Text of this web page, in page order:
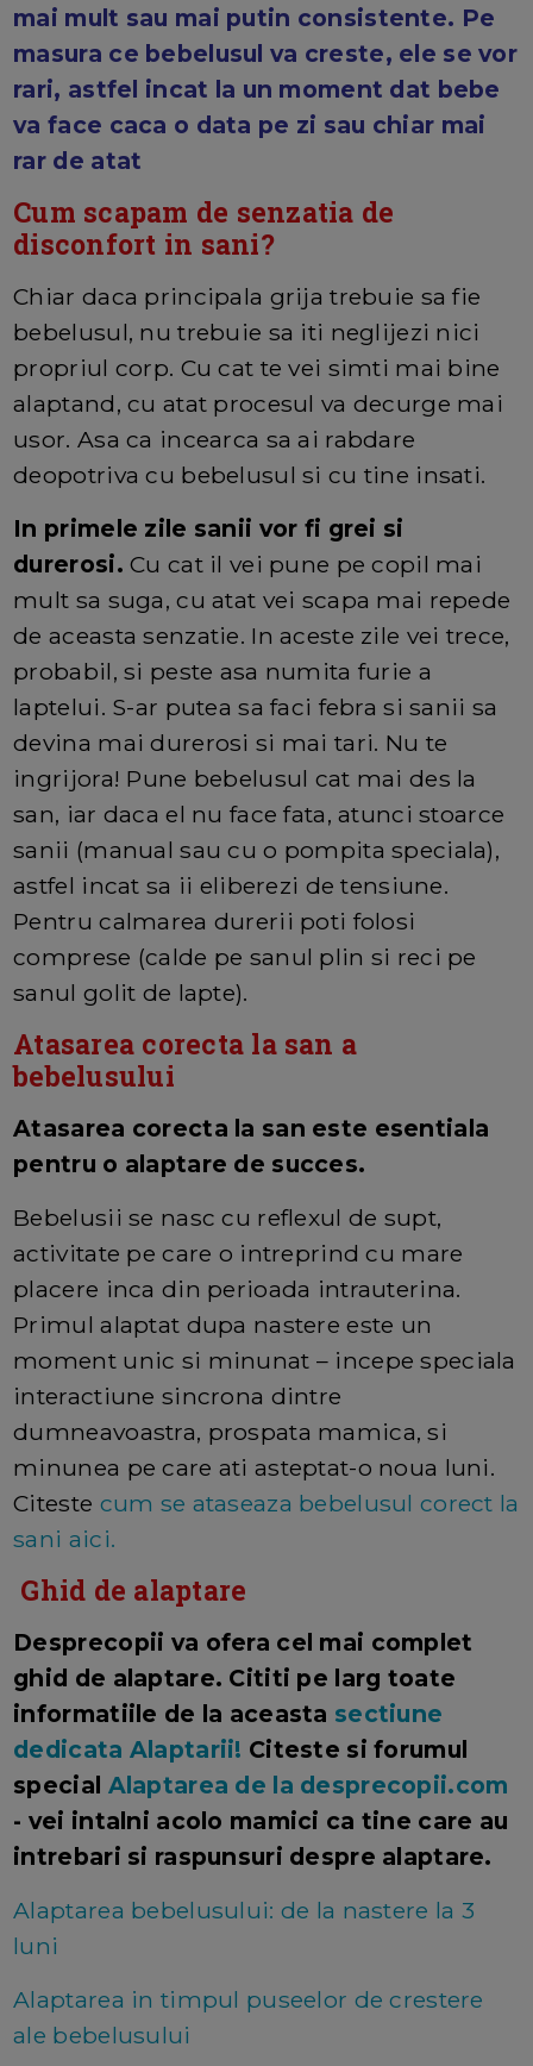
mai mult sau mai putin consistente. Pe
masura ce bebelusul va creste, ele se vor
rari, astfel incat la un moment dat bebe
va face caca o data pe zi sau chiar mai
rar de atat
Cum scapam de senzatia de
disconfort in sani?
Chiar daca principala grija trebuie sa fie
bebelusul, nu trebuie sa iti neglijezi nici
propriul corp. Cu cat te vei simti mai bine
alaptand, cu atat procesul va decurge mai
usor. Asa ca incearca sa ai rabdare
deopotriva cu bebelusul si cu tine insati.
In primele zile sanii vor fi grei si
durerosi. Cu cat il vei pune pe copil mai
mult sa suga, cu atat vei scapa mai repede
de aceasta senzatie. In aceste zile vei trece,
probabil, si peste asa numita furie a
laptelui. S-ar putea sa faci febra si sanii sa
devina mai durerosi si mai tari. Nu te
ingrijora! Pune bebelusul cat mai des la
san, iar daca el nu face fata, atunci stoarce
sanii (manual sau cu o pompita speciala),
astfel incat sa ii eliberezi de tensiune.
Pentru calmarea durerii poti folosi
comprese (calde pe sanul plin si reci pe
sanul golit de lapte).
Atasarea corecta la san a
bebelusului
Atasarea corecta la san este esentiala
pentru o alaptare de succes.
Bebelusii se nasc cu reflexul de supt,
activitate pe care o intreprind cu mare
placere inca din perioada intrauterina.
Primul alaptat dupa nastere este un
moment unic si minunat – incepe speciala
interactiune sincrona dintre
dumneavoastra, prospata mamica, si
minunea pe care ati asteptat-o noua luni.
Citeste cum se ataseaza bebelusul corect la
sani aici.
Ghid de alaptare
Desprecopii va ofera cel mai complet
ghid de alaptare. Cititi pe larg toate
informatiile de la aceasta sectiune
dedicata Alaptarii! Citeste si forumul
special Alaptarea de la desprecopii.com
- vei intalni acolo mamici ca tine care au
intrebari si raspunsuri despre alaptare.
Alaptarea bebelusului: de la nastere la 3
luni
Alaptarea in timpul puseelor de crestere
ale bebelusului